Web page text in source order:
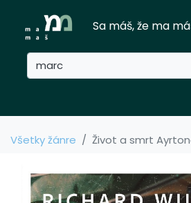
Sa máš, že ma
Všetky žánre Život a smrt